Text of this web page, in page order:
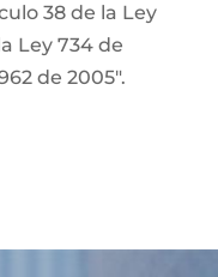
38 de la Ley
Ley 734 de
de 2005".